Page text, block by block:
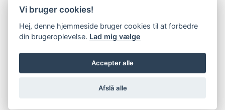
support@netfugl.dk
copyright © 2002-2023
Vi bruger cookies!
Hej, denne hjemmeside bruger cookies til at forbedre
din brugeroplevelse. Lad mig vælge
Accepter alle
Afslå alle